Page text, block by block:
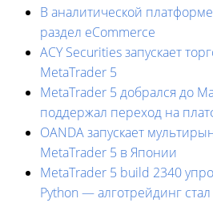
В аналитической
раздел eCommerce
ACY Securities запускает
MetaTrader 5
MetaTrader 5 добрался до
поддержал переход на
OANDA запускает
MetaTrader 5 в Японии
MetaTrader 5 build 2340
Python — алготрейдинг